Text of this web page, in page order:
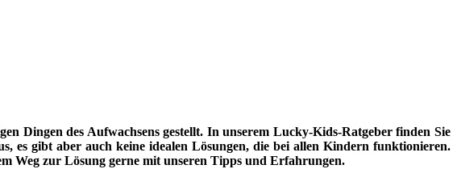
Dingen des Aufwachsens gestellt. In unserem Lucky-Kids-Ratgeber finden Sie
es gibt aber auch keine idealen Lösungen, die bei allen Kindern funktionieren.
Weg zur Lösung gerne mit unseren Tipps und Erfahrungen.